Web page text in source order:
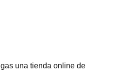
una tienda online de